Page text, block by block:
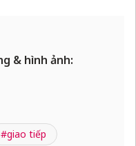
& hình ảnh:
#giao tiếp